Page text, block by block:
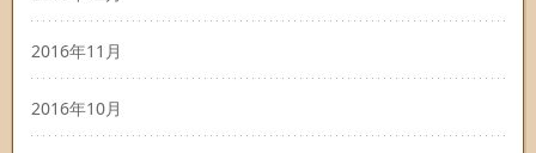
2016年11月
2016年10月